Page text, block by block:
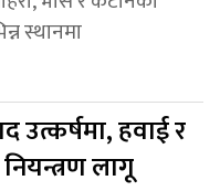
स्थानमा
उत्कर्षमा, हवाई र
नियन्त्रण लागू